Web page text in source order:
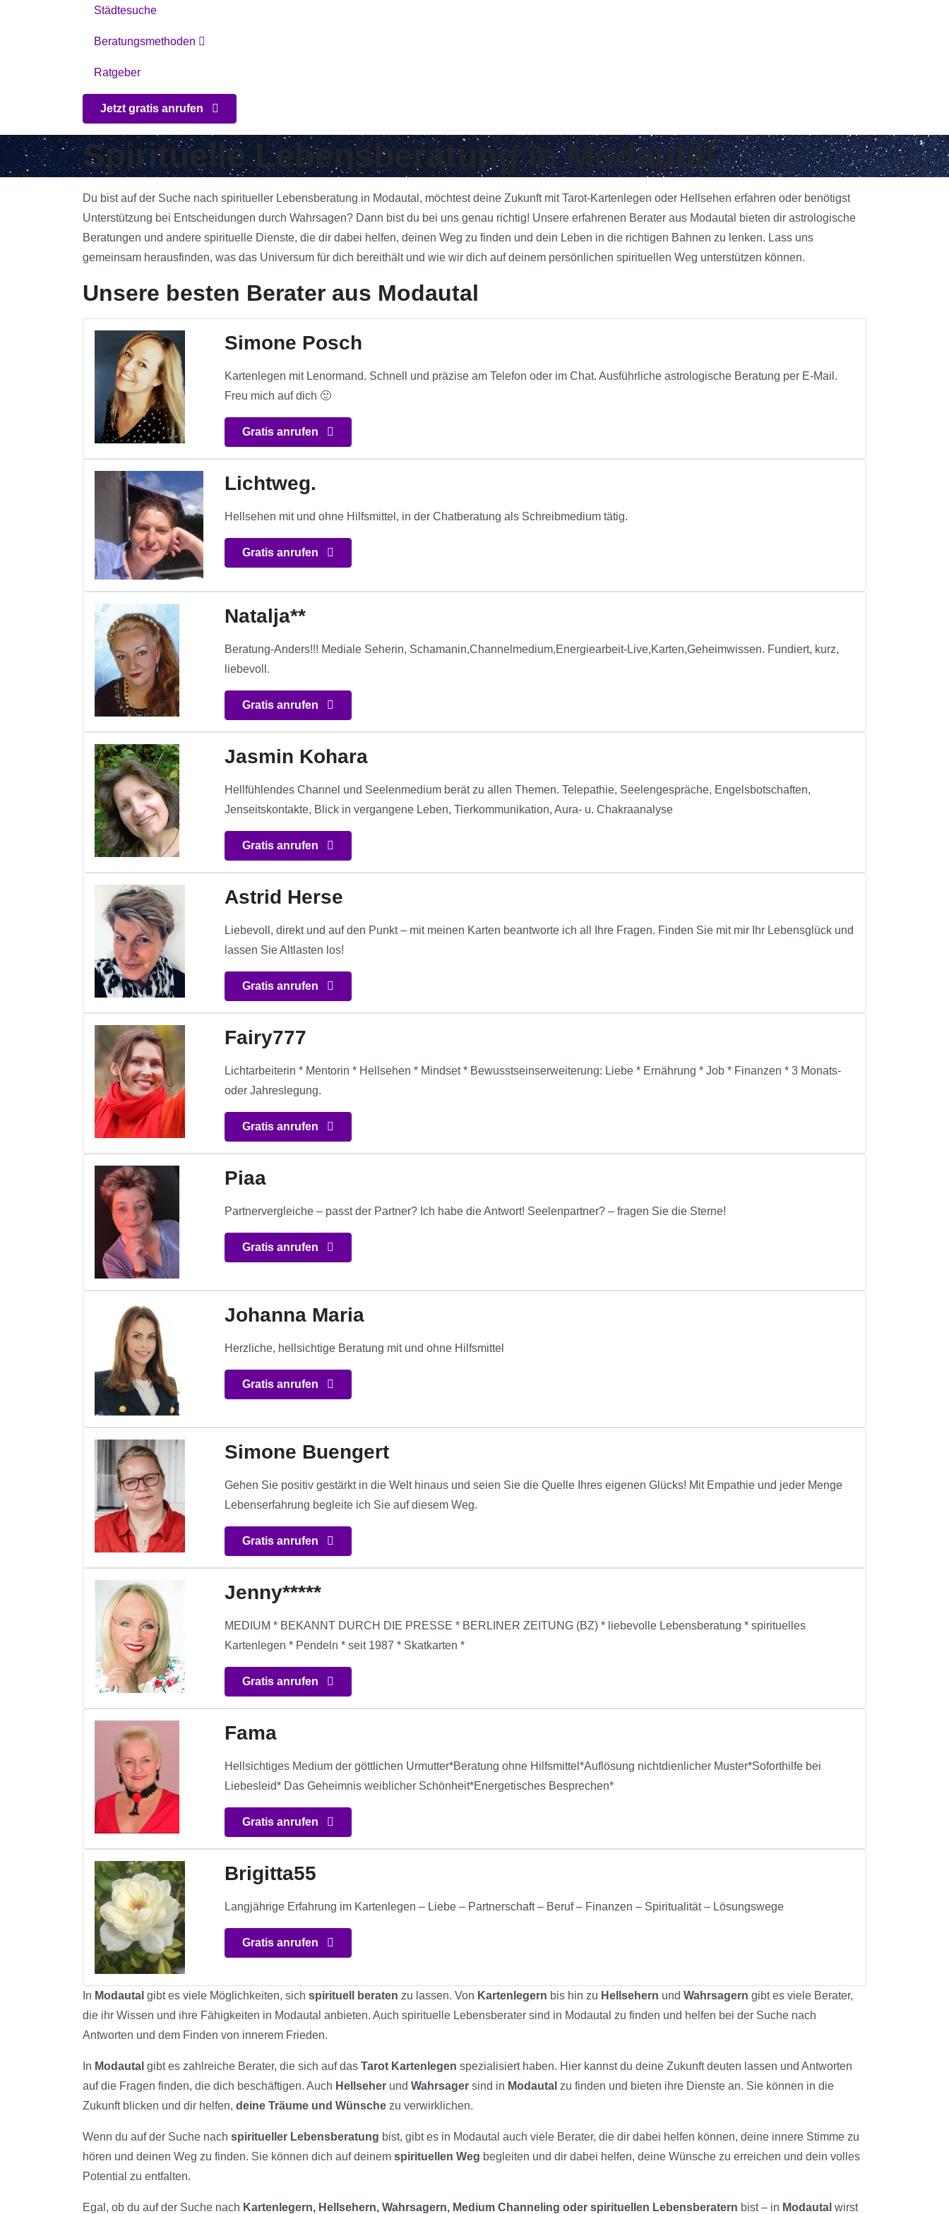
Städtesuche
Beratungsmethoden
Ratgeber
Jetzt gratis anrufen
Spirituelle Lebensberatung in Modautal
Du bist auf der Suche nach spiritueller Lebensberatung in Modautal, möchtest deine Zukunft mit Tarot-Kartenlegen oder Hellsehen erfahren oder benötigst
Unterstützung bei Entscheidungen durch Wahrsagen? Dann bist du bei uns genau richtig! Unsere erfahrenen Berater aus Modautal bieten dir astrologische
Beratungen und andere spirituelle Dienste, die dir dabei helfen, deinen Weg zu finden und dein Leben in die richtigen Bahnen zu lenken. Lass uns
gemeinsam herausfinden, was das Universum für dich bereithält und wie wir dich auf deinem persönlichen spirituellen Weg unterstützen können.
Unsere besten Berater aus Modautal
Simone Posch
Kartenlegen mit Lenormand. Schnell und präzise am Telefon oder im Chat. Ausführliche astrologische Beratung per E-Mail.
Freu mich auf dich 🙂
Gratis anrufen
Lichtweg.
Hellsehen mit und ohne Hilfsmittel, in der Chatberatung als Schreibmedium tätig.
Gratis anrufen
Natalja**
Beratung-Anders!!! Mediale Seherin, Schamanin,Channelmedium,Energiearbeit-Live,Karten,Geheimwissen. Fundiert, kurz,
liebevoll.
Gratis anrufen
Jasmin Kohara
Hellfühlendes Channel und Seelenmedium berät zu allen Themen. Telepathie, Seelengespräche, Engelsbotschaften,
Jenseitskontakte, Blick in vergangene Leben, Tierkommunikation, Aura- u. Chakraanalyse
Gratis anrufen
Astrid Herse
Liebevoll, direkt und auf den Punkt – mit meinen Karten beantworte ich all Ihre Fragen. Finden Sie mit mir Ihr Lebensglück und
lassen Sie Altlasten los!
Gratis anrufen
Fairy777
Lichtarbeiterin * Mentorin * Hellsehen * Mindset * Bewusstseinserweiterung: Liebe * Ernährung * Job * Finanzen * 3 Monats-
oder Jahreslegung.
Gratis anrufen
Piaa
Partnervergleiche – passt der Partner? Ich habe die Antwort! Seelenpartner? – fragen Sie die Sterne!
Gratis anrufen
Johanna Maria
Herzliche, hellsichtige Beratung mit und ohne Hilfsmittel
Gratis anrufen
Simone Buengert
Gehen Sie positiv gestärkt in die Welt hinaus und seien Sie die Quelle Ihres eigenen Glücks! Mit Empathie und jeder Menge
Lebenserfahrung begleite ich Sie auf diesem Weg.
Gratis anrufen
Jenny*****
MEDIUM * BEKANNT DURCH DIE PRESSE * BERLINER ZEITUNG (BZ) * liebevolle Lebensberatung * spirituelles
Kartenlegen * Pendeln * seit 1987 * Skatkarten *
Gratis anrufen
Fama
Hellsichtiges Medium der göttlichen Urmutter*Beratung ohne Hilfsmittel*Auflösung nichtdienlicher Muster*Soforthilfe bei
Liebesleid* Das Geheimnis weiblicher Schönheit*Energetisches Besprechen*
Gratis anrufen
Brigitta55
Langjährige Erfahrung im Kartenlegen – Liebe – Partnerschaft – Beruf – Finanzen – Spiritualität – Lösungswege
Gratis anrufen
In Modautal gibt es viele Möglichkeiten, sich spirituell beraten zu lassen. Von Kartenlegern bis hin zu Hellsehern und Wahrsagern gibt es viele Berater,
die ihr Wissen und ihre Fähigkeiten in Modautal anbieten. Auch spirituelle Lebensberater sind in Modautal zu finden und helfen bei der Suche nach
Antworten und dem Finden von innerem Frieden.
In Modautal gibt es zahlreiche Berater, die sich auf das Tarot Kartenlegen spezialisiert haben. Hier kannst du deine Zukunft deuten lassen und Antworten
auf die Fragen finden, die dich beschäftigen. Auch Hellseher und Wahrsager sind in Modautal zu finden und bieten ihre Dienste an. Sie können in die
Zukunft blicken und dir helfen, deine Träume und Wünsche zu verwirklichen.
Wenn du auf der Suche nach spiritueller Lebensberatung bist, gibt es in Modautal auch viele Berater, die dir dabei helfen können, deine innere Stimme zu
hören und deinen Weg zu finden. Sie können dich auf deinem spirituellen Weg begleiten und dir dabei helfen, deine Wünsche zu erreichen und dein volles
Potential zu entfalten.
Egal, ob du auf der Suche nach Kartenlegern, Hellsehern, Wahrsagern, Medium Channeling oder spirituellen Lebensberatern bist – in Modautal wirst